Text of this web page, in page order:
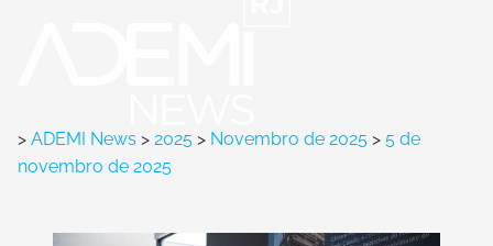
> ADEMI News > 2025 > Novembro de 2025 > 5 de
novembro de 2025